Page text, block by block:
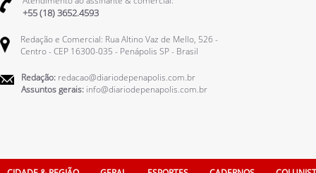
+55 (18) 3652.4593
Redação e Comercial: Rua Altino Vaz de Mello, 526 -
Centro - CEP 16300-035 - Penápolis SP - Brasil
Redação: redacao@diariodepenapolis.com.br
Assuntos gerais: info@diariodepenapolis.com.br